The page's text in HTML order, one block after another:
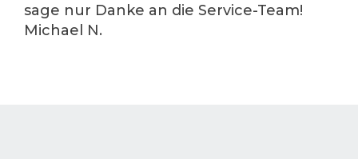
sage nur Danke an die Service-Team!
Michael N.